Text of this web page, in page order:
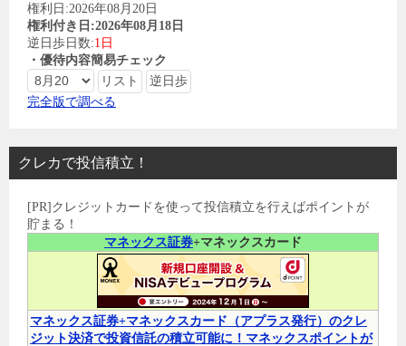
権利日:2026年08月20日
権利付き日:2026年08月18日
逆日歩日数:1日
・優待内容簡易チェック
完全版で調べる
クレカで投信積立！
[PR]クレジットカードを使って投信積立を行えばポイントが
貯まる！
マネックス証券+マネックスカード
マネックス証券+マネックスカード（アプラス発行）のクレ
ジット決済で投資信託の積立可能に！マネックスポイントが